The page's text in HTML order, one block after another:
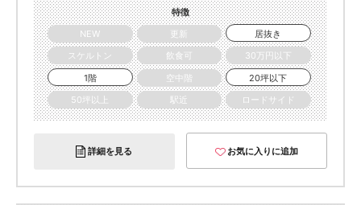
特徴
NEW
更新
居抜き
スケルトン
飲食可
30万円以下
1階
空中階
20坪以下
50坪以上
駅近 ロードサイド
詳細を見る お気に入りに追加